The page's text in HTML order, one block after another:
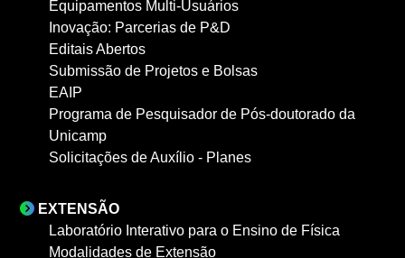
Equipamentos Multi-Usuários
Inovação: Parcerias de P&D
Editais Abertos
Submissão de Projetos e Bolsas
EAIP
Programa de Pesquisador de Pós-doutorado da
Unicamp
Solicitações de Auxílio - Planes
EXTENSÃO
Laboratório Interativo para o Ensino de Física
Modalidades de Extensão